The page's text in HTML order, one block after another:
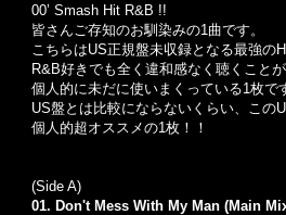
00’ Smash Hit R&B !!
皆さんご存知のお馴染みの1曲です。
こちらはUS正規盤未収録となる最強の
R&B好きでも全く違和感なく聴くこと
個人的に未だに使いまくっている1枚で
US盤とは比較にならないくらい、この
個人的超オススメの1枚！！
(Side A)
01. Don't Mess With My Man (Main